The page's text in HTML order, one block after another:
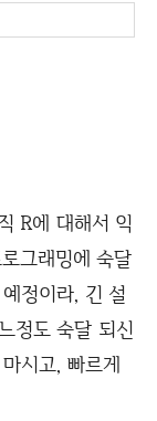
R에 대해서 익
그래밍에 숙달
정이라, 긴 설
정도 숙달 되신
시고, 빠르게